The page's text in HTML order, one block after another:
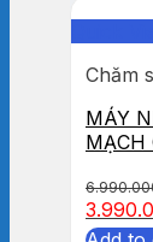
Chăm
MÁY
MẠCH